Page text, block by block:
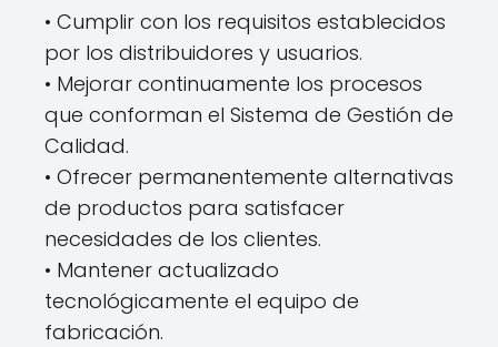
• Cumplir con los requisitos establecidos
por los distribuidores y usuarios.
• Mejorar continuamente los procesos
que conforman el Sistema de Gestión de
Calidad.
• Ofrecer permanentemente alternativas
de productos para satisfacer
necesidades de los clientes.
• Mantener actualizado
tecnológicamente el equipo de
fabricación.